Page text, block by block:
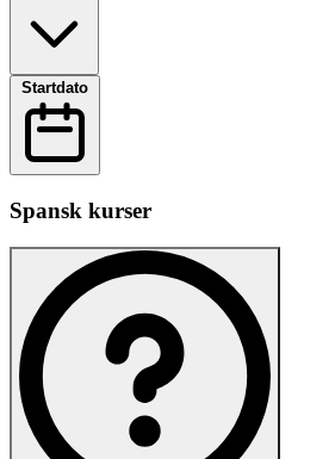
Startdato
Spansk kurser